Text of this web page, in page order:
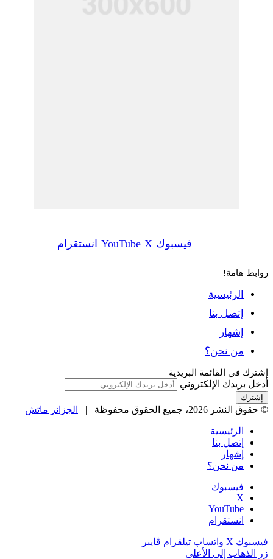
فيسبوك ‫X
‫YouTube انستقرام
هامة!
الرئيسية
إتصل بنا
إشهار
من نحن؟
في القائمة البريدية
بريدك الإلكتروني
النشر 2026، جميع الحقوق محفوظة | الجزائر ماتش
الرئيسية
إتصل بنا
إشهار
من نحن؟
فيسبوك
‫X
‫YouTube
انستقرام
‫X واتساب تيلقرام
ڤايبر
الذهاب إلى الأعلى